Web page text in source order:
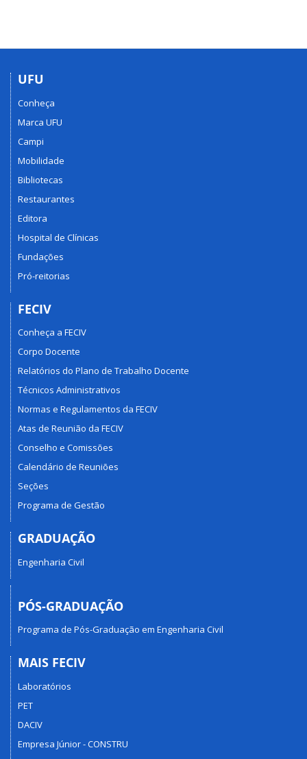
UFU
Conheça
Marca UFU
Campi
Mobilidade
Bibliotecas
Restaurantes
Editora
Hospital de Clínicas
Fundações
Pró-reitorias
FECIV
Conheça a FECIV
Corpo Docente
Relatórios do Plano de Trabalho Docente
Técnicos Administrativos
Normas e Regulamentos da FECIV
Atas de Reunião da FECIV
Conselho e Comissões
Calendário de Reuniões
Seções
Programa de Gestão
GRADUAÇÃO
Engenharia Civil
PÓS-GRADUAÇÃO
Programa de Pós-Graduação em Engenharia Civil
MAIS FECIV
Laboratórios
PET
DACIV
Empresa Júnior - CONSTRU